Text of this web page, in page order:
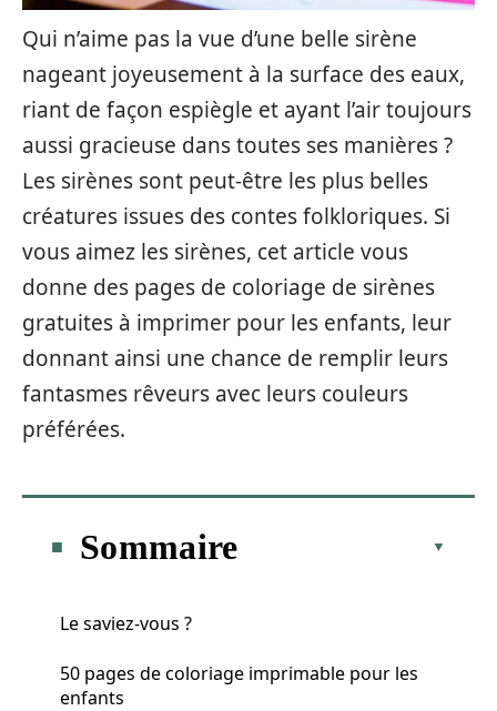
Qui n’aime pas la vue d’une belle sirène
nageant joyeusement à la surface des eaux,
riant de façon espiègle et ayant l’air toujours
aussi gracieuse dans toutes ses manières ?
Les sirènes sont peut-être les plus belles
créatures issues des contes folkloriques. Si
vous aimez les sirènes, cet article vous
donne des pages de coloriage de sirènes
gratuites à imprimer pour les enfants, leur
donnant ainsi une chance de remplir leurs
fantasmes rêveurs avec leurs couleurs
préférées.
Sommaire
Le saviez-vous ?
50 pages de coloriage imprimable pour les
enfants